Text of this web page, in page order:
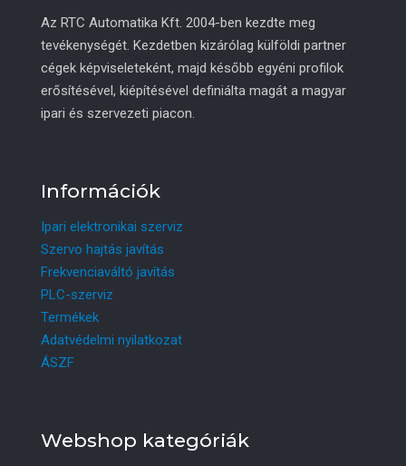
Az RTC Automatika Kft. 2004-ben kezdte meg
tevékenységét. Kezdetben kizárólag külföldi partner
cégek képviseleteként, majd később egyéni profilok
erősítésével, kiépítésével definiálta magát a magyar
ipari és szervezeti piacon.
Információk
Ipari elektronikai szerviz
Szervo hajtás javítás
Frekvenciaváltó javítás
PLC-szerviz
Termékek
Adatvédelmi nyilatkozat
ÁSZF
Webshop kategóriák